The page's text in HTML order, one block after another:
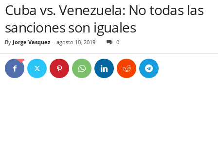
Cuba vs. Venezuela: No todas las
sanciones son iguales
By Jorge Vasquez - agosto 10, 2019 0